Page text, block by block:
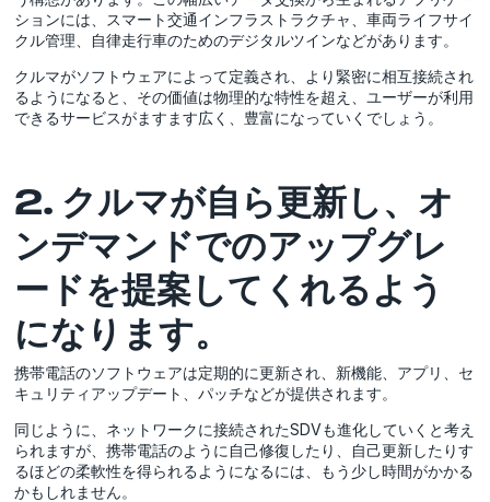
ションには、スマート交通インフラストラクチャ、車両ライフサイ
クル管理、自律走行車のためのデジタルツインなどがあります。
クルマがソフトウェアによって定義され、より緊密に相互接続され
るようになると、その価値は物理的な特性を超え、ユーザーが利用
できるサービスがますます広く、豊富になっていくでしょう。
2. クルマが自ら更新し、オ
ンデマンドでのアップグレ
ードを提案してくれるよう
になります。
携帯電話のソフトウェアは定期的に更新され、新機能、アプリ、セ
キュリティアップデート、パッチなどが提供されます。
同じように、ネットワークに接続されたSDVも進化していくと考え
られますが、携帯電話のように自己修復したり、自己更新したりす
るほどの柔軟性を得られるようになるには、もう少し時間がかかる
かもしれません。